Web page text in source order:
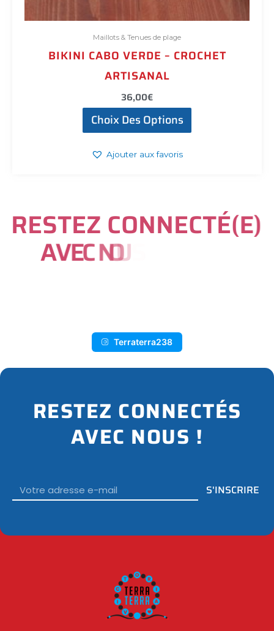
Maillots & Tenues de plage
BIKINI CABO VERDE – CROCHET
ARTISANAL
36,00€
Choix Des Options
Ajouter aux favoris
RESTEZ CONNECTÉ(E)
AVECNO
Terraterra238
RESTEZ CONNECTÉS
AVEC NOUS !
S'INSCRIRE